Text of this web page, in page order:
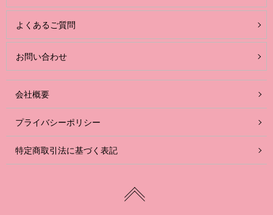
よくあるご質問
お問い合わせ
会社概要
プライバシーポリシー
特定商取引法に基づく表記